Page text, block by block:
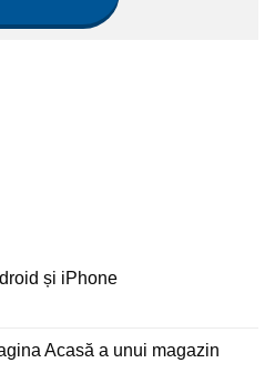
și iPhone
Acasă a unui magazin